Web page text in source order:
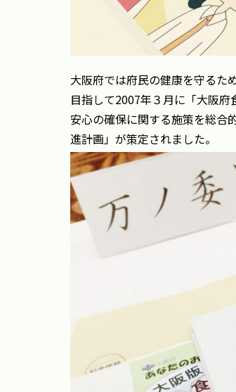
大阪府では府民の健康を守るた
目指して2007年３月に「大阪
安心の確保に関する施策を総合
進計画」が策定されました。